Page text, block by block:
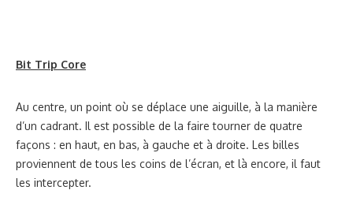
Bit Trip Core
Au centre, un point où se déplace une aiguille, à la manière
d’un cadrant. Il est possible de la faire tourner de quatre
façons : en haut, en bas, à gauche et à droite. Les billes
proviennent de tous les coins de l’écran, et là encore, il faut
les intercepter.